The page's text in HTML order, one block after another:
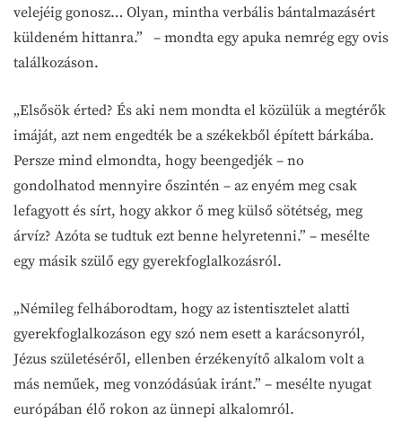
velejéig gonosz… Olyan, mintha verbális bántalmazásért
küldeném hittanra.” – mondta egy apuka nemrég egy ovis
találkozáson.
„Elsősök érted? És aki nem mondta el közülük a megtérők
imáját, azt nem engedték be a székekből épített bárkába.
Persze mind elmondta, hogy beengedjék – no
gondolhatod mennyire őszintén – az enyém meg csak
lefagyott és sírt, hogy akkor ő meg külső sötétség, meg
árvíz? Azóta se tudtuk ezt benne helyretenni.” – mesélte
egy másik szülő egy gyerekfoglalkozásról.
„Némileg felháborodtam, hogy az istentisztelet alatti
gyerekfoglalkozáson egy szó nem esett a karácsonyról,
Jézus születéséről, ellenben érzékenyítő alkalom volt a
más neműek, meg vonzódásúak iránt.” – mesélte nyugat
európában élő rokon az ünnepi alkalomról.